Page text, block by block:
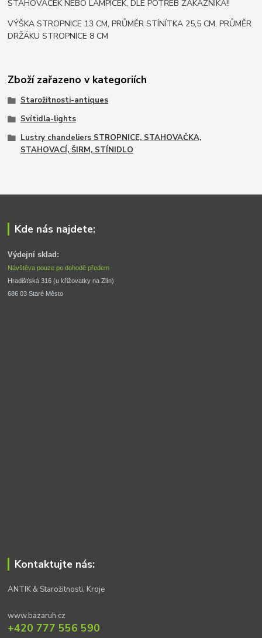
STAHOVAČEK NEBO LAMPIČEK, DLE POTŘEB ZÁKAZNÍKA!!
VÝŠKA STROPNICE 13 CM, PRŮMĚR STÍNÍTKA 25,5 CM, PRŮMĚR
DRŽÁKU STROPNICE 8 CM
Zboží zařazeno v kategoriích
Starožitnosti-antiques
Svítidla-lights
Lustry chandeliers STROPNICE, STAHOVAČKA,
STAHOVACÍ, ŠIRM, STÍNIDLO
Kde nás najdete:
Výdejní sklad:
Návštěva pouze po dohodě předem
Hradišťská 316 (u křižovatky na Zlín)
686 03 Staré Město
Kontaktujte nás:
ANTIK & Starožitnosti, Kroje
www.bazaruh.cz
+420 777 556 590